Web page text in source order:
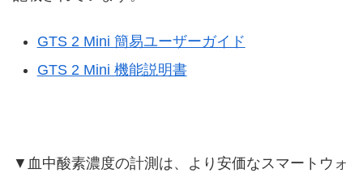
GTS 2 Mini 簡易ユーザーガイド
GTS 2 Mini 機能説明書
▼血中酸素濃度の計測は、より安価なスマートウォ